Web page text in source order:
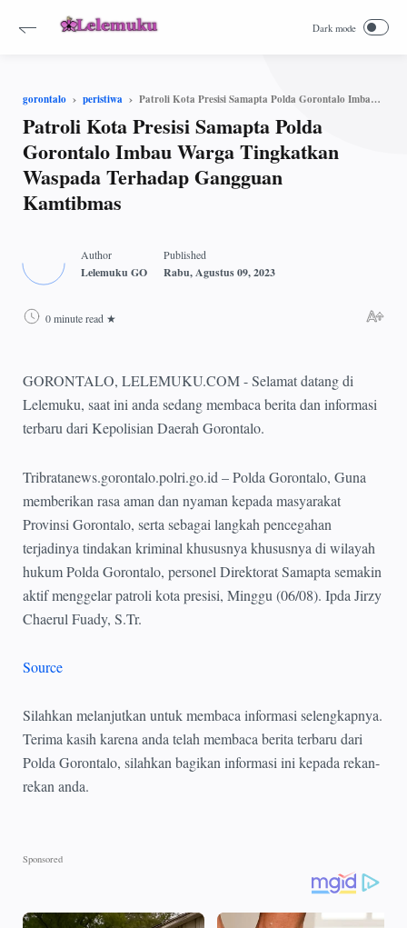
gorontalo peristiwa Patroli Kota Presisi Samapta Polda Gorontalo Imbau Warga Tingkatkan Waspada Terhadap Gangguan Kamtibmas
Patroli Kota Presisi Samapta Polda
Gorontalo Imbau Warga Tingkatkan
Waspada Terhadap Gangguan
Kamtibmas
0 minute read
GORONTALO, LELEMUKU.COM - Selamat datang di
Lelemuku, saat ini anda sedang membaca berita dan informasi
terbaru dari Kepolisian Daerah Gorontalo.
Tribratanews.gorontalo.polri.go.id – Polda Gorontalo, Guna
memberikan rasa aman dan nyaman kepada masyarakat
Provinsi Gorontalo, serta sebagai langkah pencegahan
terjadinya tindakan kriminal khususnya khususnya di wilayah
hukum Polda Gorontalo, personel Direktorat Samapta semakin
aktif menggelar patroli kota presisi, Minggu (06/08). Ipda Jirzy
Chaerul Fuady, S.Tr.
Source
Silahkan melanjutkan untuk membaca informasi selengkapnya.
Terima kasih karena anda telah membaca berita terbaru dari
Polda Gorontalo, silahkan bagikan informasi ini kepada rekan-
rekan anda.